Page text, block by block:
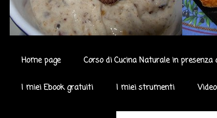
Home page Corso di Cucina Naturale in presenza
I miei Ebook gratuiti I miei strumenti